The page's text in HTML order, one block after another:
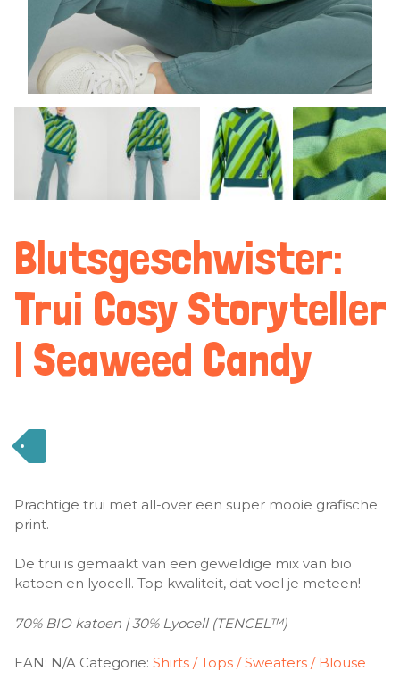
Blutsgeschwister:
Trui Cosy Storyteller
| Seaweed Candy
Prachtige trui met all-over een super mooie grafische
print.
De trui is gemaakt van een geweldige mix van bio
katoen en lyocell. Top kwaliteit, dat voel je meteen!
70% BIO katoen | 30% Lyocell (TENCEL™)
EAN: N/A Categorie: Shirts / Tops / Sweaters / Blouse